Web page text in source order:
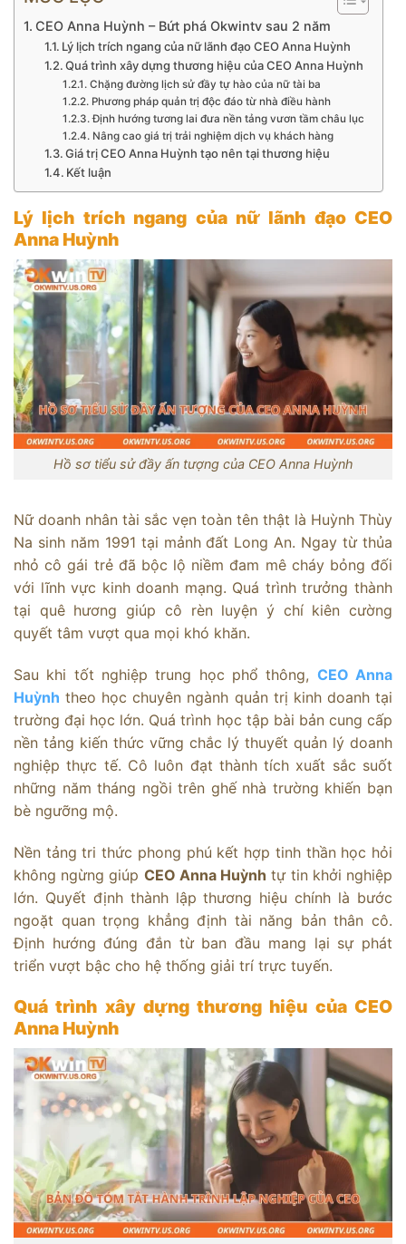
CEO Anna Huỳnh – Bứt phá Okwintv sau 2 năm
Lý lịch trích ngang của nữ lãnh đạo CEO Anna Huỳnh
Quá trình xây dựng thương hiệu của CEO Anna Huỳnh
Chặng đường lịch sử đầy tự hào của nữ tài ba
Phương pháp quản trị độc đáo từ nhà điều hành
Định hướng tương lai đưa nền tảng vươn tầm châu lục
Nâng cao giá trị trải nghiệm dịch vụ khách hàng
Giá trị CEO Anna Huỳnh tạo nên tại thương hiệu
Kết luận
Lý lịch trích ngang của nữ lãnh đạo CEO
Anna Huỳnh
Hồ sơ tiểu sử đầy ấn tượng của CEO Anna Huỳnh
Nữ doanh nhân tài sắc vẹn toàn tên thật là Huỳnh Thùy
Na sinh năm 1991 tại mảnh đất Long An. Ngay từ thủa
nhỏ cô gái trẻ đã bộc lộ niềm đam mê cháy bỏng đối
với lĩnh vực kinh doanh mạng. Quá trình trưởng thành
tại quê hương giúp cô rèn luyện ý chí kiên cường
quyết tâm vượt qua mọi khó khăn.
Sau khi tốt nghiệp trung học phổ thông, CEO Anna
Huỳnh theo học chuyên ngành quản trị kinh doanh tại
trường đại học lớn. Quá trình học tập bài bản cung cấp
nền tảng kiến thức vững chắc lý thuyết quản lý doanh
nghiệp thực tế. Cô luôn đạt thành tích xuất sắc suốt
những năm tháng ngồi trên ghế nhà trường khiến bạn
bè ngưỡng mộ.
Nền tảng tri thức phong phú kết hợp tinh thần học hỏi
không ngừng giúp CEO Anna Huỳnh tự tin khởi nghiệp
lớn. Quyết định thành lập thương hiệu chính là bước
ngoặt quan trọng khẳng định tài năng bản thân cô.
Định hướng đúng đắn từ ban đầu mang lại sự phát
triển vượt bậc cho hệ thống giải trí trực tuyến.
Quá trình xây dựng thương hiệu của CEO
Anna Huỳnh